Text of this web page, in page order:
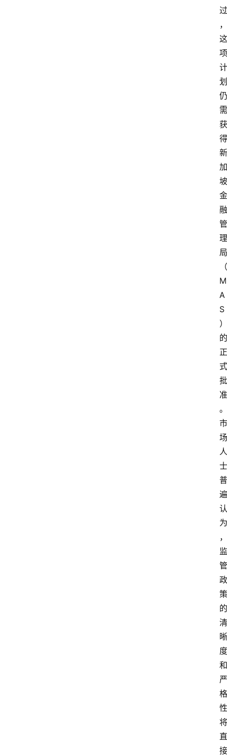
过
，
这
项
计
划
仍
需
获
得
新
加
坡
金
融
管
理
局
（
M
A
S
）
的
正
式
批
准
。
市
场
人
士
普
遍
认
为
，
监
管
政
策
的
清
晰
度
和
严
格
性
将
直
接